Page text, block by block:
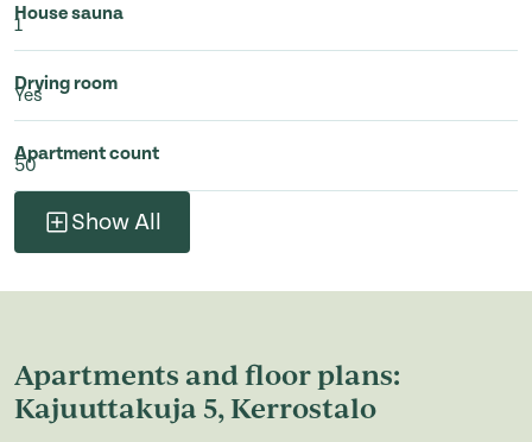
House sauna
1
Drying room
Yes
Apartment count
50
Show All
Apartments and floor plans:
Kajuuttakuja 5, Kerrostalo